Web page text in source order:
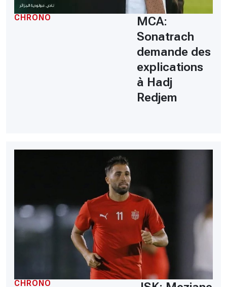
CHRONO
MCA:
Sonatrach
demande des
explications
à Hadj
Redjem
CHRONO